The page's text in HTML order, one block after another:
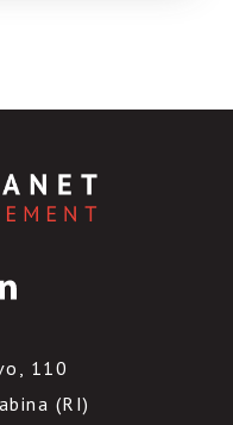
110
(RI)